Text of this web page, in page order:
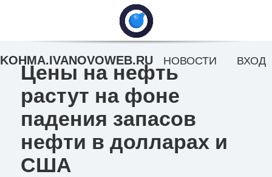
Цены на нефть
растут на фоне
падения запасов
нефти в долларах и
США
KOHMA.IVANOVOWEB.RU НОВОСТИ ВХОД